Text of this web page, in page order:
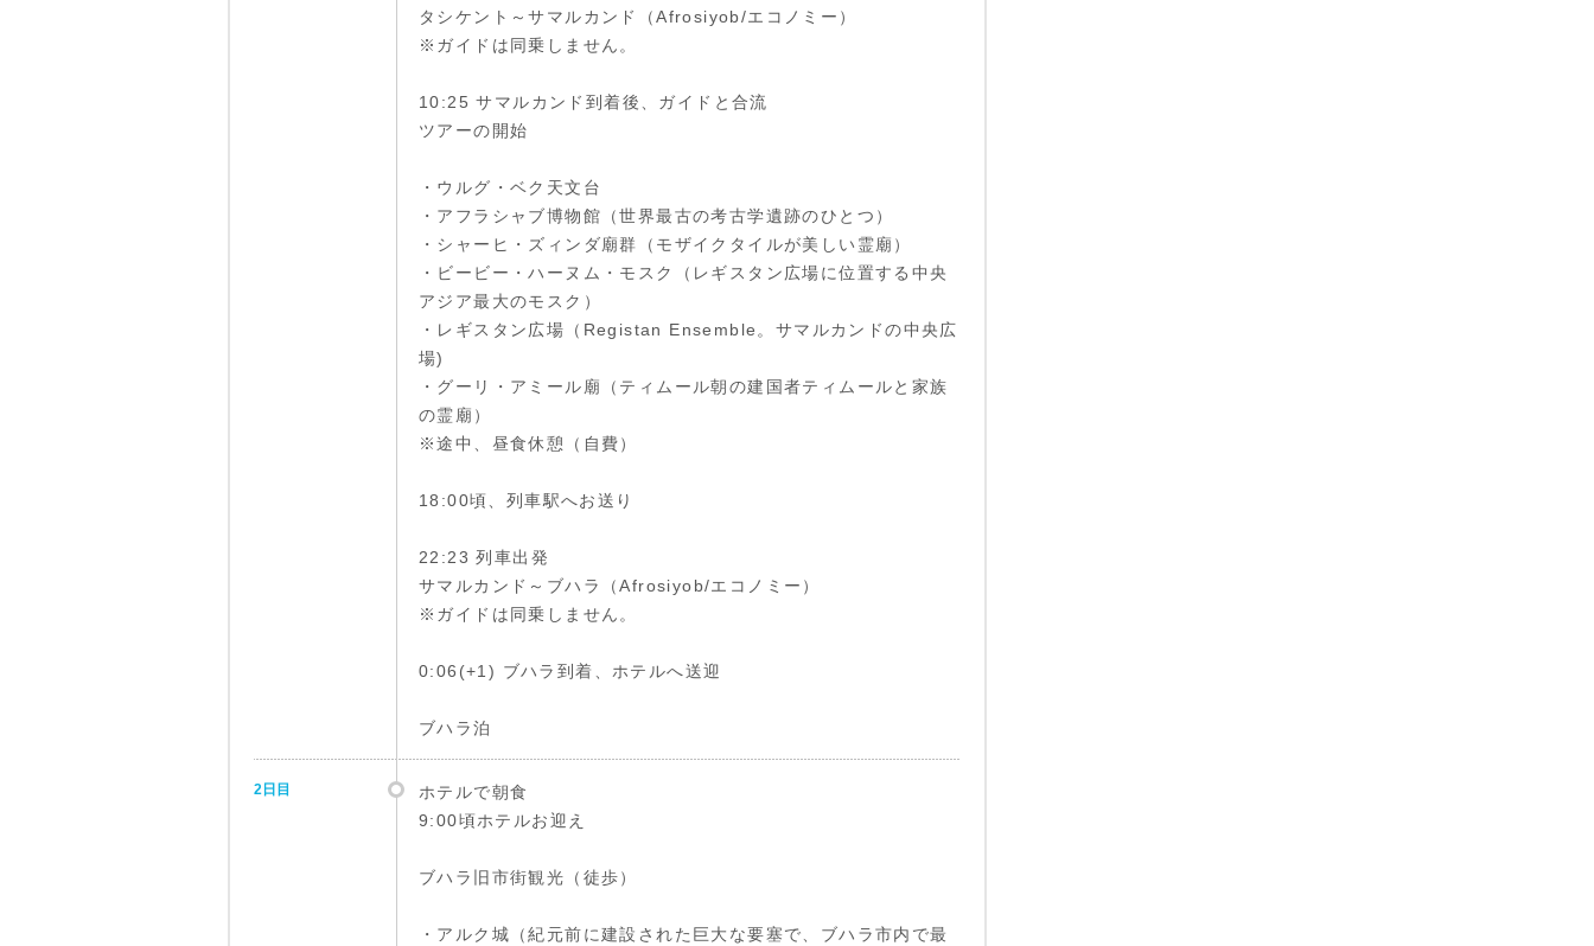
タシケント～サマルカンド（Afrosiyob/エコノミー）
※ガイドは同乗しません。
10:25 サマルカンド到着後、ガイドと合流
ツアーの開始
・ウルグ・ベク天文台
・アフラシャブ博物館（世界最古の考古学遺跡のひとつ）
・シャーヒ・ズィンダ廟群（モザイクタイルが美しい霊廟）
・ビービー・ハーヌム・モスク（レギスタン広場に位置する中央
アジア最大のモスク）
・レギスタン広場（Registan Ensemble。サマルカンドの中央広
場)
・グーリ・アミール廟（ティムール朝の建国者ティムールと家族
の霊廟）
※途中、昼食休憩（自費）
18:00頃、列車駅へお送り
22:23 列車出発
サマルカンド～ブハラ（Afrosiyob/エコノミー）
※ガイドは同乗しません。
0:06(+1) ブハラ到着、ホテルへ送迎
ブハラ泊
2日目
ホテルで朝食
9:00頃ホテルお迎え
ブハラ旧市街観光（徒歩）
・アルク城（紀元前に建設された巨大な要塞で、ブハラ市内で最